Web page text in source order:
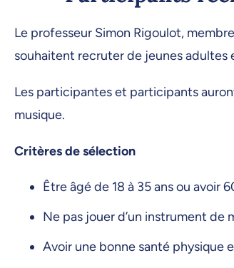
Le professeur Simon Rigoulot,
souhaitent recruter de jeunes adultes
Les participantes et participants
musique.
Critères de sélection
Être âgé de 18 à 35 ans ou avoir
Ne pas jouer d’un instrument de
Avoir une bonne santé physique